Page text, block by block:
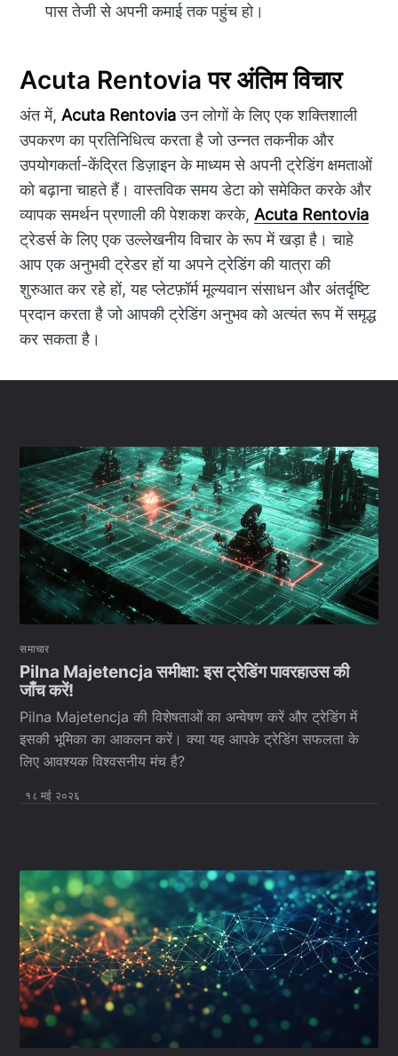
पास तेजी से अपनी कमाई तक पहुंच हो।
Acuta Rentovia पर अंतिम विचार
अंत में,Acuta Rentoviaउन लोगों के लिए एक शक्तिशाली
उपकरण का प्रतिनिधित्व करता है जो उन्नत तकनीक और
उपयोगकर्ता-केंद्रित डिज़ाइन के माध्यम से अपनी ट्रेडिंग क्षमताओं
को बढ़ाना चाहते हैं। वास्तविक समय डेटा को समेकित करके और
व्यापक समर्थन प्रणाली की पेशकश करके,Acuta Rentovia
ट्रेडर्स के लिए एक उल्लेखनीय विचार के रूप में खड़ा है। चाहे
आप एक अनुभवी ट्रेडर हों या अपने ट्रेडिंग की यात्रा की
शुरुआत कर रहे हों, यह प्लेटफ़ॉर्म मूल्यवान संसाधन और अंतर्दृष्टि
प्रदान करता है जो आपकी ट्रेडिंग अनुभव को अत्यंत रूप में समृद्ध
कर सकता है।
समाचार
Pilna Majetencja समीक्षा: इस ट्रेडिंग पावरहाउस की
जाँच करें!
Pilna Majetencja की विशेषताओं का अन्वेषण करें और ट्रेडिंग में
इसकी भूमिका का आकलन करें। क्या यह आपके ट्रेडिंग सफलता के
लिए आवश्यक विश्वसनीय मंच है?
१८ मई २०२६